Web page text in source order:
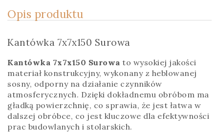
Opis produktu
Kantówka 7x7x150 Surowa
Kantówka 7x7x150 Surowa to wysokiej jakości
materiał konstrukcyjny, wykonany z heblowanej
sosny, odporny na działanie czynników
atmosferycznych. Dzięki dokładnemu obróbom ma
gładką powierzchnię, co sprawia, że jest łatwa w
dalszej obróbce, co jest kluczowe dla efektywności
prac budowlanych i stolarskich.